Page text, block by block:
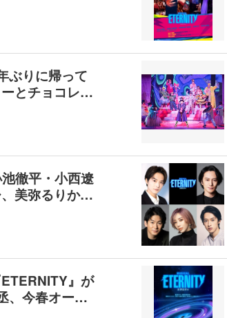
ぶりに帰って
ーとチョコレ…
徹平・小西遼
美弥るりか…
』が
、今春オー…